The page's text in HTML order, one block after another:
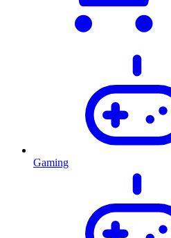
Gaming